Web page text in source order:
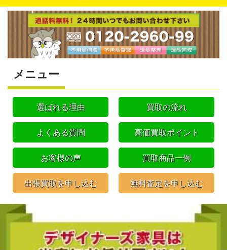
メニュー
選ばれる理由 買取の流れ
よくある質問 高価買取ポイント
お客様の声 買取商品一例
出張買取を申し込む 無料査定を申し込む